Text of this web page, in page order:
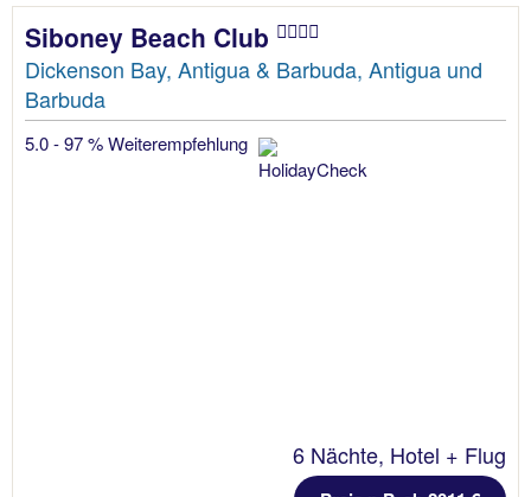
Siboney Beach Club
Dickenson Bay, Antigua & Barbuda, Antigua und
Barbuda
5.0 - 97 % Weiterempfehlung
6 Nächte, Hotel + Flug